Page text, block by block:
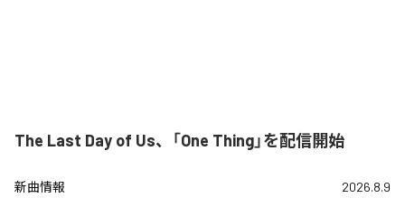
The Last Day of Us、「One Thing」を配信開始
新曲情報 2026.8.9